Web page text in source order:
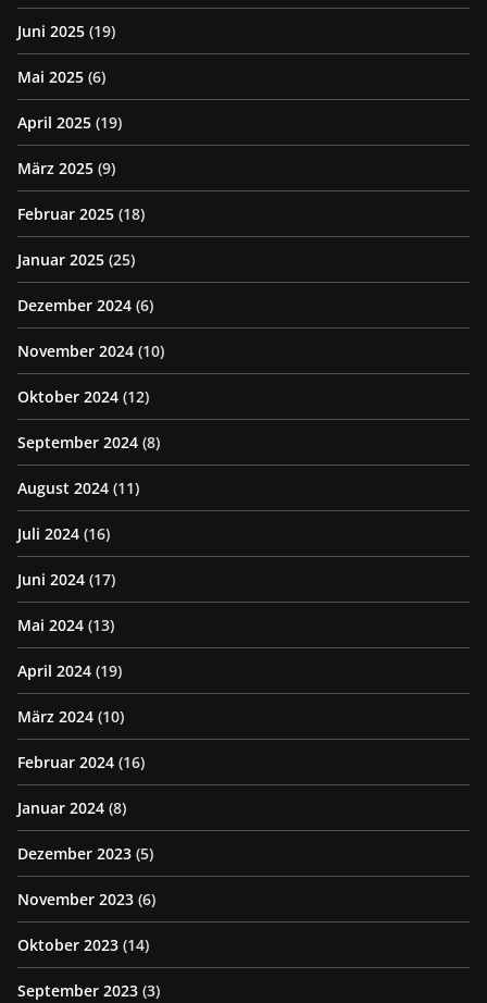
Juni 2025 (19)
Mai 2025 (6)
April 2025 (19)
März 2025 (9)
Februar 2025 (18)
Januar 2025 (25)
Dezember 2024 (6)
November 2024 (10)
Oktober 2024 (12)
September 2024 (8)
August 2024 (11)
Juli 2024 (16)
Juni 2024 (17)
Mai 2024 (13)
April 2024 (19)
März 2024 (10)
Februar 2024 (16)
Januar 2024 (8)
Dezember 2023 (5)
November 2023 (6)
Oktober 2023 (14)
September 2023 (3)